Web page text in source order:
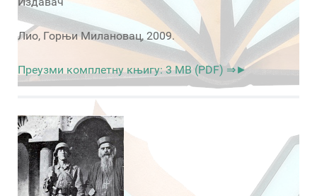
Лио, Горњи Милановац, 2009.
Преузми комплетну књигу: 3 MB (PDF) ⇒►